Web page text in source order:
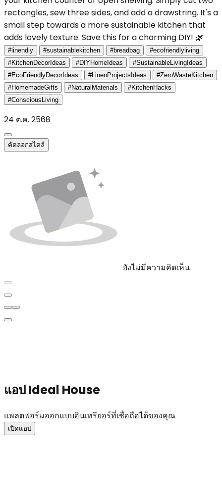
rectangles, sew three sides, and add a drawstring. It's a
small step towards a more sustainable kitchen that
adds lovely texture. Save this for a charming DIY! 🌿
#linendiy #sustainablekitchen #breadbag
#ecofriendlyliving
#KitchenDecorIdeas
#DIYHomeIdeas
#SustainableLivingIdeas
#EcoFriendlyDecorIdeas
#LinenProjectsIdeas
#ZeroWasteKitchen
#HomemadeGifts
#NaturalMaterials
#KitchenHacks
#ConsciousLiving
24 ต.ค. 2568
คัดลอกสไตล์
ยังไม่มีความคิดเห็น
แอป Ideal House
แพลตฟอร์มออกแบบอินเทรียอร์ที่เชื่อถือได้ของคุณ
เปิดแอป